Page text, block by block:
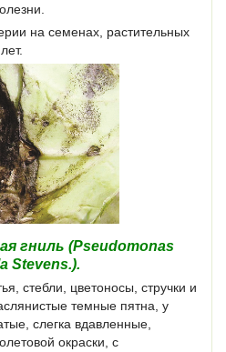
на семенах, растительных
гниль (Pseudomonas
Stevens.).
стебли, цветоносы, стручки и
темные пятна, у
слегка вдавленные,
окраски, с